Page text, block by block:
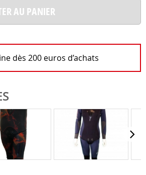
AU PANIER
dès 200 euros d’achats